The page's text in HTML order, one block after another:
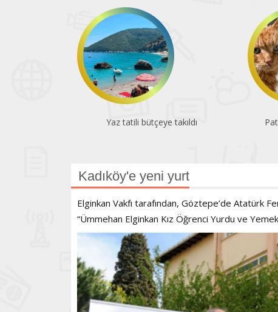
Yaz tatili bütçeye takıldı
Kadıköy'e yeni yurt
Elginkan Vakfı tarafından, Göztepe’de Atatürk
“Ümmehan Elginkan Kız Öğrenci Yurdu ve